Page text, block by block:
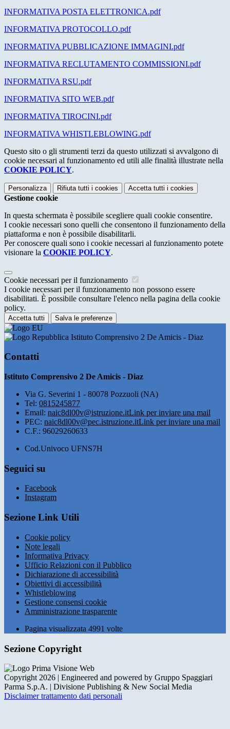
INFORMATIVA POSTA ELETTRONICA.pdf
INFORMATIVA PROTOCOLLO.pdf
INFORMATIVA PUBBLICAZIONE IMMAGINI.pdf
INFORMATIVA RECLUTAMENTO COMMISSIONI.pdf
INFORMATIVA RSU.pdf
INFORMATIVA SITO WEB.pdf
INFORMATIVA TIROCINI.pdf
INFORMATIVA WHISTLEBLOWING.pdf
Questo sito o gli strumenti terzi da questo utilizzati si avvalgono di
cookie necessari al funzionamento ed utili alle finalità illustrate nella
COOKIE POLICY.
Personalizza Rifiuta tutti i cookies Accetta tutti i cookies
Gestione cookie
In questa schermata è possibile scegliere quali cookie consentire.
I cookie necessari sono quelli che consentono il funzionamento della
piattaforma e non è possibile disabilitarli.
Per conoscere quali sono i cookie necessari al funzionamento potete
visionare la COOKIE POLICY.
Cookie necessari per il funzionamento
I cookie necessari per il funzionamento non possono essere
disabilitati. È possibile consultare l'elenco nella pagina della cookie
policy.
Accetta tutti Salva le preferenze
Istituto Comprensivo 2 De Amicis - Diaz
Contatti
Istituto Comprensivo 2 De Amicis - Diaz
Via G. Severini 1 - 80078 Pozzuoli (NA)
Tel: 0815245877
Email: naic8dl00v@istruzione.itLink per inviare una mail
PEC: naic8dl00v@pec.istruzione.itLink per inviare una mail
C.F.: 96029260633
Cod.Univoco UFNS7H
Seguici su
Facebook
Instagram
Sezione Link Utili
Cookie policy
Note legali
Informativa Privacy
Ufficio Relazioni con il Pubblico
Dichiarazione di accessibilità
Obiettivi di accessibilità
Whistleblowing
Gestione consensi cookie
Amministrazione trasparente
Pagina visualizzata 4991 volte
Sezione Copyright
Copyright 2026 | Engineered and powered by Gruppo Spaggiari
Parma S.p.A. | Divisione Publishing & New Social Media
Disclaimer trattamento dati personali